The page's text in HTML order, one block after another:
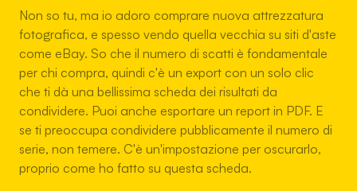
Non so tu, ma io adoro comprare nuova attrezzatura
fotografica, e spesso vendo quella vecchia su siti d'aste
come eBay. So che il numero di scatti è fondamentale
per chi compra, quindi c'è un export con un solo clic
che ti dà una bellissima scheda dei risultati da
condividere. Puoi anche esportare un report in PDF. E
se ti preoccupa condividere pubblicamente il numero di
serie, non temere. C'è un'impostazione per oscurarlo,
proprio come ho fatto su questa scheda.